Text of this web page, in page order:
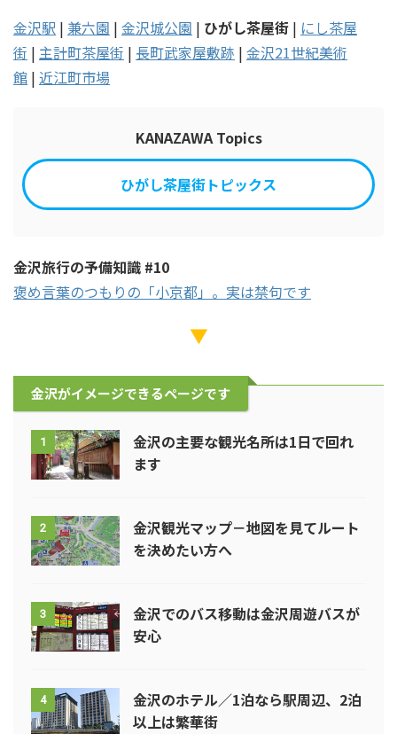
金沢駅 | 兼六園 | 金沢城公園 | ひがし茶屋街 | にし茶屋
街 | 主計町茶屋街 | 長町武家屋敷跡 | 金沢21世紀美術
館 | 近江町市場
KANAZAWA Topics
ひがし茶屋街トピックス
金沢旅行の予備知識 #10
褒め言葉のつもりの「小京都」。実は禁句です
▼
金沢がイメージできるページです
1
金沢の主要な観光名所は1日で回れ
ます
2
金沢観光マップ－地図を見てルート
を決めたい方へ
3
金沢でのバス移動は金沢周遊バスが
安心
4
金沢のホテル／1泊なら駅周辺、2泊
以上は繁華街